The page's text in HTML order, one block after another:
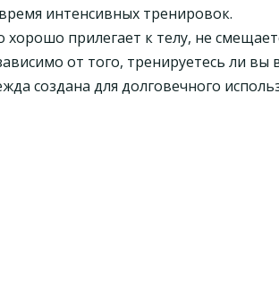
интенсивных тренировок.
хорошо прилегает к телу, не
от того, тренируетесь ли вы
создана для долговечного